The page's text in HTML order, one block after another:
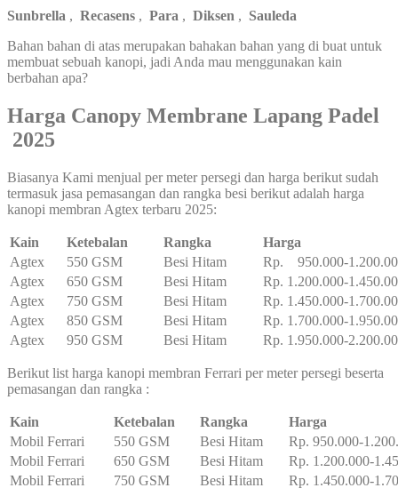
Sunbrella , Recasens , Para , Diksen , Sauleda
Bahan bahan di atas merupakan bahakan bahan yang di buat untuk
membuat sebuah kanopi, jadi Anda mau menggunakan kain
berbahan apa?
Harga Canopy Membrane Lapang Padel
2025
Biasanya Kami menjual per meter persegi dan harga berikut sudah
termasuk jasa pemasangan dan rangka besi berikut adalah harga
kanopi membran Agtex terbaru 2025:
Kain Ketebalan Rangka
Harga
Agtex
550 GSM Besi Hitam
Rp. 950.000-
Agtex
650 GSM Besi Hitam
Rp. 1.200.000-
Agtex
750 GSM Besi Hitam
Rp. 1.450.000-
Agtex
850 GSM Besi Hitam
Rp. 1.700.000-
Agtex
950 GSM Besi Hitam Rp. 1.950.000-
Berikut list harga kanopi membran Ferrari per meter persegi beserta
pemasangan dan rangka :
Kain Ketebalan Rangka
Harga
Mobil Ferrari
550 GSM Besi Hitam
Rp. 950.000-
Mobil Ferrari
650 GSM Besi Hitam
Rp. 1.200.000-
Mobil Ferrari
750 GSM Besi Hitam
Rp. 1.450.000-